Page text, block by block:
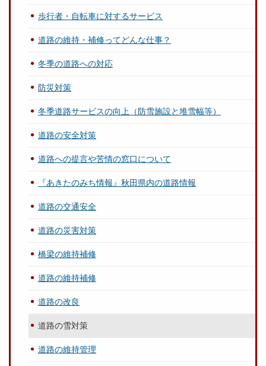
歩行者・自転車に対するサービス
道路の維持・補修ってどんな仕事？
冬季の道路への対応
防災対策
冬季道路サービスの向上（防雪施設と堆雪幅等）
道路の安全対策
道路への提言や苦情の窓口について
『あきたのみち情報』秋田県内の道路情報
道路の交通安全
道路の災害対策
橋梁の維持補修
道路の維持補修
道路の改良
道路の雪対策
道路の維持管理